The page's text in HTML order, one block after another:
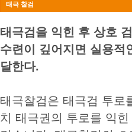
태극 찰검
태극검을 익힌 후 상호
수련이 깊어지면 실용적
달한다.
태극찰검은 태극검 투로
치 태극권의 투로를 익